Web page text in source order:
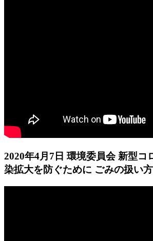
2020年4月7日 環境委員会 新型コ
染拡大を防ぐために ごみの扱い